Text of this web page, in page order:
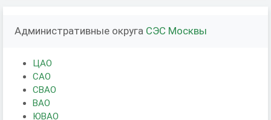
Административные округа СЭС Москвы
ЦАО
САО
СВАО
ВАО
ЮВАО